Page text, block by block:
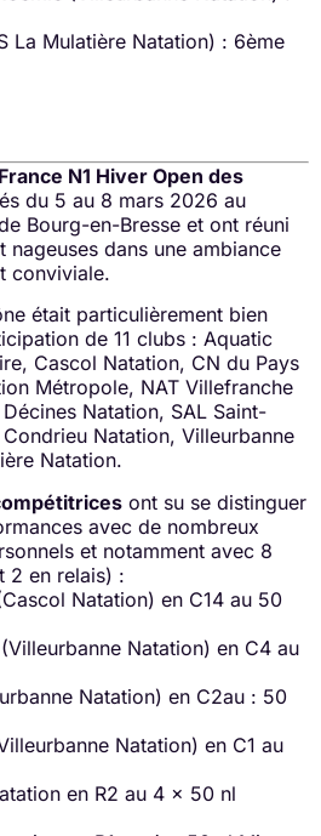
La Mulatière Natation) : 6ème
N1 Hiver Open des
du 5 au 8 mars 2026 au
Bourg-en-Bresse et ont réuni
nageuses dans une ambiance
conviviale.
était particulièrement bien
de 11 clubs : Aquatic
Cascol Natation, CN du Pays
Métropole, NAT Villefranche
Natation, SAL Saint-
Natation, Villeurbanne
Natation.
ont su se distinguer
avec de nombreux
et notamment avec 8
2 en relais) :
Natation) en C14 au 50
Natation) en C4 au
Natation) en C2au : 50
Natation) en C1 au
en R2 au 4 x 50 nl